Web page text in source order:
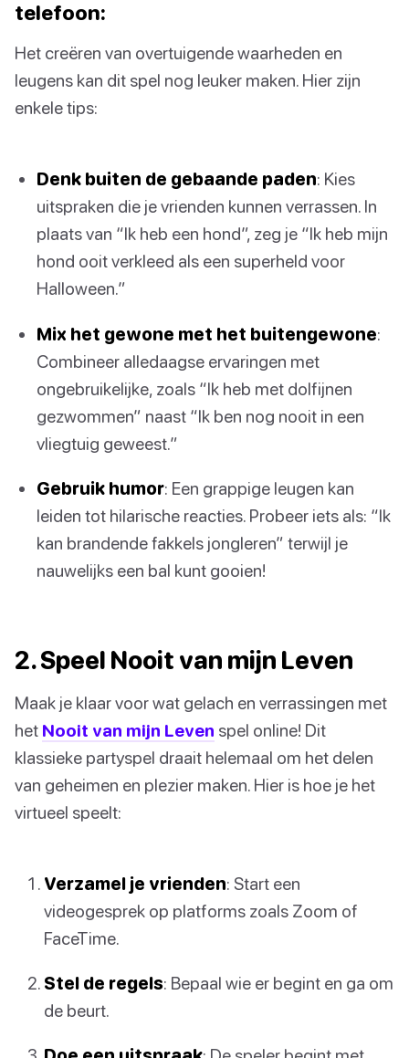
telefoon:
Het creëren van overtuigende waarheden en
leugens kan dit spel nog leuker maken. Hier zijn
enkele tips:
Denk buiten de gebaande paden: Kies
uitspraken die je vrienden kunnen verrassen. In
plaats van “Ik heb een hond”, zeg je “Ik heb mijn
hond ooit verkleed als een superheld voor
Halloween.”
Mix het gewone met het buitengewone:
Combineer alledaagse ervaringen met
ongebruikelijke, zoals “Ik heb met dolfijnen
gezwommen” naast “Ik ben nog nooit in een
vliegtuig geweest.”
Gebruik humor: Een grappige leugen kan
leiden tot hilarische reacties. Probeer iets als: “Ik
kan brandende fakkels jongleren” terwijl je
nauwelijks een bal kunt gooien!
2. Speel Nooit van mijn Leven
Maak je klaar voor wat gelach en verrassingen met
het Nooit van mijn Leven spel online! Dit
klassieke partyspel draait helemaal om het delen
van geheimen en plezier maken. Hier is hoe je het
virtueel speelt:
Verzamel je vrienden: Start een
videogesprek op platforms zoals Zoom of
FaceTime.
Stel de regels: Bepaal wie er begint en ga om
de beurt.